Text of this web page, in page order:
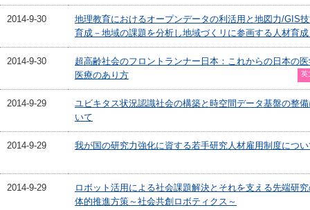
2014-9-30
地理教育におけるオープンデータの利活用と地図力/GIS
育成－地域の課題を分析し地域づくリに参画する人材育
2014-9-30
超高齢社会のフロントランナー日本：これからの日本の
医療のあり方
英
2014-9-29
ユビキタス状況認識社会の構築と時空間データ基盤の整
いて
2014-9-29 我が国の研究力強化に資する若手研究人材雇用制度につ
2014-9-29
ロボット活用による社会課題解決とそれを支える先端研
体的推進方策～社会共創ロボティクス～